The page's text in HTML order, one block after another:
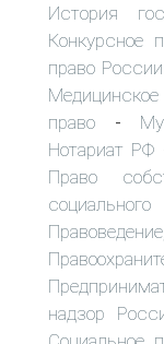
История
Конкурсное
право России
право -
Нотариат РФ
Право
надзор